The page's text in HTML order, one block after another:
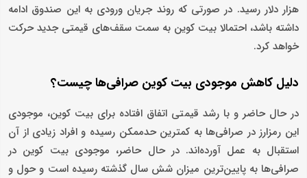
هزار دلار رسید. در صورتی که روند جریان ورودی به این صندوق ادامه
داشته باشد، احتمالا بیت کوین به سمت سقف‌های قیمتی جدید حرکت
خواهد کرد.
دلیل کاهش موجودی بیت کوین صرافی‌ها چیست؟
در حال حاضر و با رشد قیمتی اتفاق افتاده برای بیت کوین، موجودی
این رمزارز در صرافی‌ها به کمترین حدممکن رسیده و افراد زیادی از آن
استقبال به عمل آورده‌اند. در حال حاضر، موجودی بیت کوین در
صرافی‌ها به پایین‌ترین میزان شش سال گذشته رسیده است و حول و